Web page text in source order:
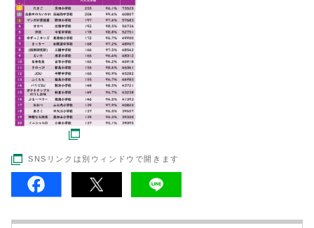
SNSリンクは別ウィンドウで開きます